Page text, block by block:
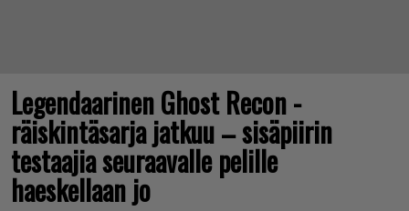
Legendaarinen Ghost Recon -
räiskintäsarja jatkuu – sisäpiirin
testaajia seuraavalle pelille
haeskellaan jo